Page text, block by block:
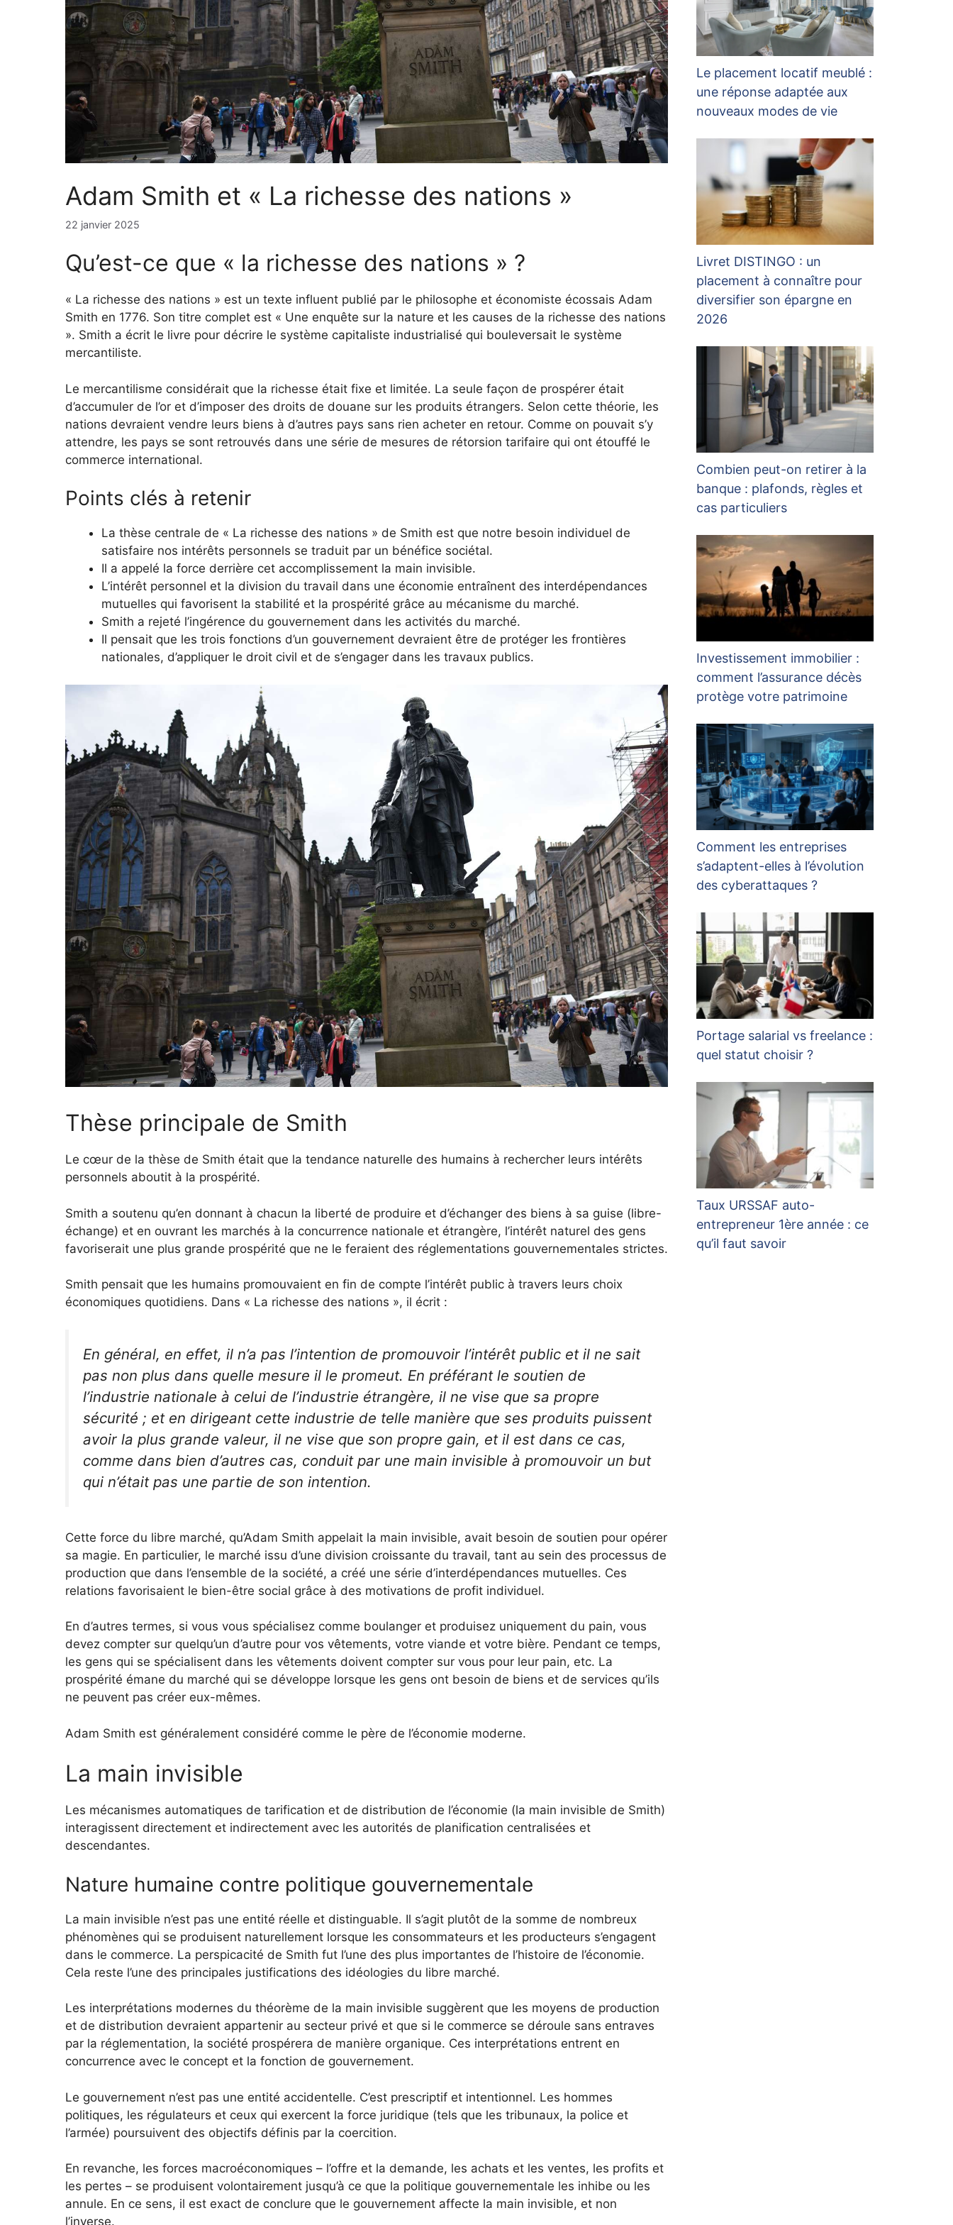
Adam Smith et « La richesse des nations »
22 janvier 2025
Qu’est-ce que « la richesse des nations » ?
« La richesse des nations » est un texte influent publié par le philosophe et économiste écossais Adam
Smith en 1776. Son titre complet est « Une enquête sur la nature et les causes de la richesse des nations
». Smith a écrit le livre pour décrire le système capitaliste industrialisé qui bouleversait le système
mercantiliste.
Le mercantilisme considérait que la richesse était fixe et limitée. La seule façon de prospérer était
d’accumuler de l’or et d’imposer des droits de douane sur les produits étrangers. Selon cette théorie, les
nations devraient vendre leurs biens à d’autres pays sans rien acheter en retour. Comme on pouvait s’y
attendre, les pays se sont retrouvés dans une série de mesures de rétorsion tarifaire qui ont étouffé le
commerce international.
Points clés à retenir
La thèse centrale de « La richesse des nations » de Smith est que notre besoin individuel de
satisfaire nos intérêts personnels se traduit par un bénéfice sociétal.
Il a appelé la force derrière cet accomplissement la main invisible.
L’intérêt personnel et la division du travail dans une économie entraînent des interdépendances
mutuelles qui favorisent la stabilité et la prospérité grâce au mécanisme du marché.
Smith a rejeté l’ingérence du gouvernement dans les activités du marché.
Il pensait que les trois fonctions d’un gouvernement devraient être de protéger les frontières
nationales, d’appliquer le droit civil et de s’engager dans les travaux publics.
Thèse principale de Smith
Le cœur de la thèse de Smith était que la tendance naturelle des humains à rechercher leurs intérêts
personnels aboutit à la prospérité.
Smith a soutenu qu’en donnant à chacun la liberté de produire et d’échanger des biens à sa guise (libre-
échange) et en ouvrant les marchés à la concurrence nationale et étrangère, l’intérêt naturel des gens
favoriserait une plus grande prospérité que ne le feraient des réglementations gouvernementales strictes.
Smith pensait que les humains promouvaient en fin de compte l’intérêt public à travers leurs choix
économiques quotidiens. Dans « La richesse des nations », il écrit :
En général, en effet, il n’a pas l’intention de promouvoir l’intérêt public et il ne sait
pas non plus dans quelle mesure il le promeut. En préférant le soutien de
l’industrie nationale à celui de l’industrie étrangère, il ne vise que sa propre
sécurité ; et en dirigeant cette industrie de telle manière que ses produits puissent
avoir la plus grande valeur, il ne vise que son propre gain, et il est dans ce cas,
comme dans bien d’autres cas, conduit par une main invisible à promouvoir un but
qui n’était pas une partie de son intention.
Cette force du libre marché, qu’Adam Smith appelait la main invisible, avait besoin de soutien pour opérer
sa magie. En particulier, le marché issu d’une division croissante du travail, tant au sein des processus de
production que dans l’ensemble de la société, a créé une série d’interdépendances mutuelles. Ces
relations favorisaient le bien-être social grâce à des motivations de profit individuel.
En d’autres termes, si vous vous spécialisez comme boulanger et produisez uniquement du pain, vous
devez compter sur quelqu’un d’autre pour vos vêtements, votre viande et votre bière. Pendant ce temps,
les gens qui se spécialisent dans les vêtements doivent compter sur vous pour leur pain, etc. La
prospérité émane du marché qui se développe lorsque les gens ont besoin de biens et de services qu’ils
ne peuvent pas créer eux-mêmes.
Adam Smith est généralement considéré comme le père de l’économie moderne.
La main invisible
Les mécanismes automatiques de tarification et de distribution de l’économie (la main invisible de Smith)
interagissent directement et indirectement avec les autorités de planification centralisées et
descendantes.
Nature humaine contre politique gouvernementale
La main invisible n’est pas une entité réelle et distinguable. Il s’agit plutôt de la somme de nombreux
phénomènes qui se produisent naturellement lorsque les consommateurs et les producteurs s’engagent
dans le commerce. La perspicacité de Smith fut l’une des plus importantes de l’histoire de l’économie.
Cela reste l’une des principales justifications des idéologies du libre marché.
Les interprétations modernes du théorème de la main invisible suggèrent que les moyens de production
et de distribution devraient appartenir au secteur privé et que si le commerce se déroule sans entraves
par la réglementation, la société prospérera de manière organique. Ces interprétations entrent en
concurrence avec le concept et la fonction de gouvernement.
Le gouvernement n’est pas une entité accidentelle. C’est prescriptif et intentionnel. Les hommes
politiques, les régulateurs et ceux qui exercent la force juridique (tels que les tribunaux, la police et
l’armée) poursuivent des objectifs définis par la coercition.
En revanche, les forces macroéconomiques – l’offre et la demande, les achats et les ventes, les profits et
les pertes – se produisent volontairement jusqu’à ce que la politique gouvernementale les inhibe ou les
annule. En ce sens, il est exact de conclure que le gouvernement affecte la main invisible, et non
l’inverse.
Le placement locatif meublé :
une réponse adaptée aux
nouveaux modes de vie
Livret DISTINGO : un
placement à connaître pour
diversifier son épargne en
2026
Combien peut-on retirer à la
banque : plafonds, règles et
cas particuliers
Investissement immobilier :
comment l’assurance décès
protège votre patrimoine
Comment les entreprises
s’adaptent-elles à l’évolution
des cyberattaques ?
Portage salarial vs freelance :
quel statut choisir ?
Taux URSSAF auto-
entrepreneur 1ère année : ce
qu’il faut savoir